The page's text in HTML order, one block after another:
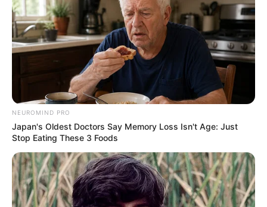
Ambyar! 10 Kalimat Baper
Pakai Bahasa Jawa Ini Bikin
Galau Abis
Fail! 10 Potret Makanan Gagal
Dimasak yang Bikin Kamu
Nggak Selera
NEUROMIND PRO
Japan's Oldest Doctors Say Memory Loss Isn't Age: Just
Stop Eating These 3 Foods